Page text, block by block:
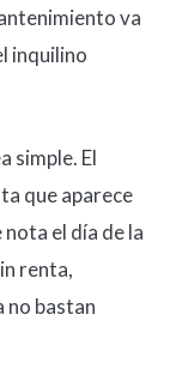
va
inquilino
simple. El
que aparece
el día de la
renta,
no bastan